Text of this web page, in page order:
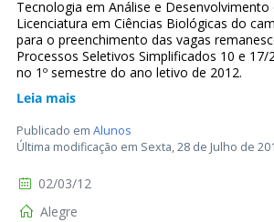
Tecnologia em Análise e Desenvolvimento
Licenciatura em Ciências Biológicas do
para o preenchimento das vagas
Processos Seletivos Simplificados 10 e 17/
no 1º semestre do ano letivo de 2012.
Leia mais
Publicado em Alunos
Última modificação em Sexta, 28 de Julho de
02/03/12
Alegre